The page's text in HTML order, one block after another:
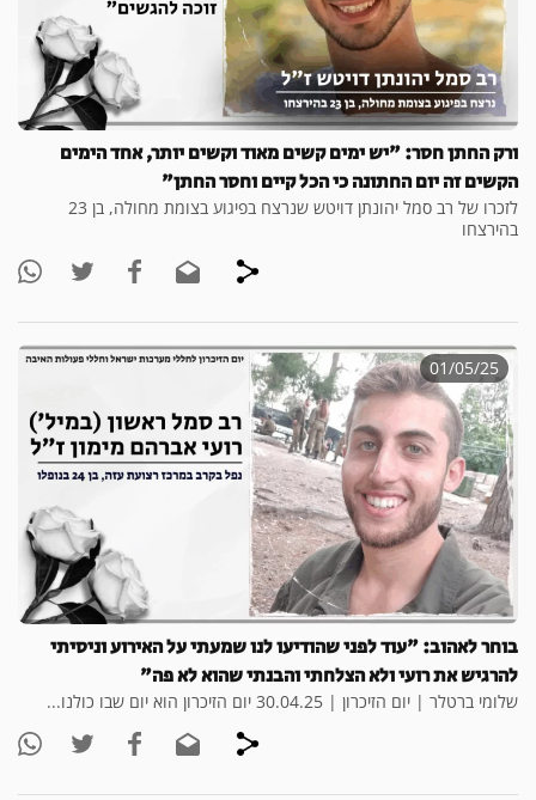
ורק החתן חסר: "יש ימים קשים מאוד וקשים יותר, אחד הימים
הקשים זה יום החתונה כי הכל קיים וחסר החתן"
לזכרו של רב סמל יהונתן דויטש שנרצח בפיגוע בצומת מחולה, בן 23
בהירצחו
01/05/25
בוחר לאהוב: "עוד לפני שהודיעו לנו שמעתי על האירוע וניסיתי
להרגיש את רועי ולא הצלחתי והבנתי שהוא לא פה"
שלומי ברטלר | יום הזיכרון | 30.04.25 יום הזיכרון הוא יום שבו כולנו...